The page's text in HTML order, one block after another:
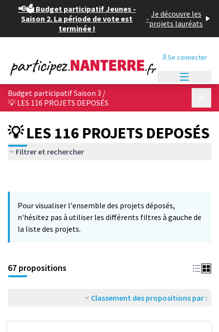
📢🗳️ Budget participatif Jeunes -
Saison 2. La période de vote est
terminée !
- Je découvre les
projets lauréats
Se connecter
Budget participatif Saison 3 /
💡 LES 116 PROJETS DEPOSÉS
💡 LES 116 PROJETS DEPOSÉS
Filtrer et rechercher
Pour visualiser l'ensemble des projets déposés,
n'hésitez pas à utiliser les différents filtres à gauche de
la liste des projets.
67 propositions
Classement des propositions par :